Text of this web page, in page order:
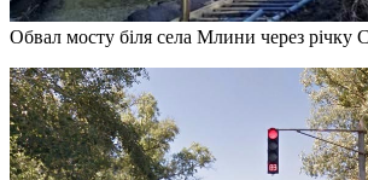
Обвал мосту біля села Млини через річку